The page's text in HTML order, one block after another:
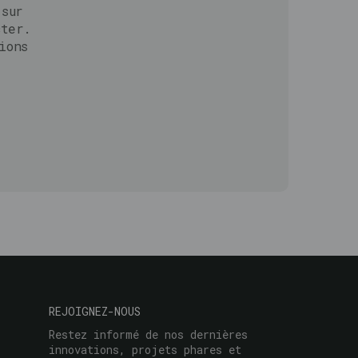
REJOIGNEZ-NOUS
Restez informé de nos dernières
innovations, projets phares et